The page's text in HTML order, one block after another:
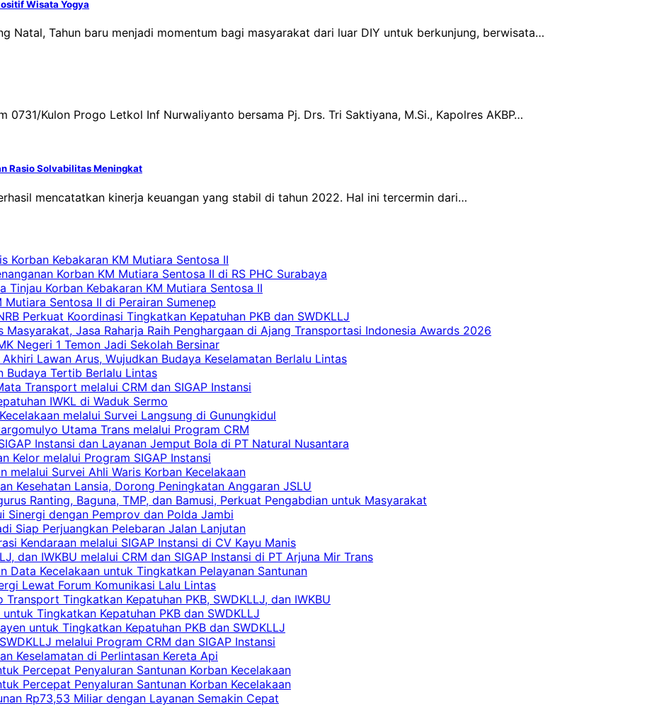
Wisata Yogya
Natal, Tahun baru menjadi momentum bagi masyarakat dari luar DIY untuk berkunjung, berwisata…
0731/Kulon Progo Letkol Inf Nurwaliyanto bersama Pj. Drs. Tri Saktiyana, M.Si., Kapolres AKBP…
Rasio Solvabilitas Meningkat
mencatatkan kinerja keuangan yang stabil di tahun 2022. Hal ini tercermin dari…
Korban Kebakaran KM Mutiara Sentosa II
Korban KM Mutiara Sentosa II di RS PHC Surabaya
Tinjau Korban Kebakaran KM Mutiara Sentosa II
Sentosa II di Perairan Sumenep
Perkuat Koordinasi Tingkatkan Kepatuhan PKB dan SWDKLLJ
Jasa Raharja Raih Penghargaan di Ajang Transportasi Indonesia Awards 2026
Negeri 1 Temon Jadi Sekolah Bersinar
Lawan Arus, Wujudkan Budaya Keselamatan Berlalu Lintas
Budaya Tertib Berlalu Lintas
Transport melalui CRM dan SIGAP Instansi
IWKL di Waduk Sermo
melalui Survei Langsung di Gunungkidul
Utama Trans melalui Program CRM
Instansi dan Layanan Jemput Bola di PT Natural Nusantara
Kelor melalui Program SIGAP Instansi
melalui Survei Ahli Waris Korban Kecelakaan
Kesehatan Lansia, Dorong Peningkatan Anggaran JSLU
Ranting, Baguna, TMP, dan Bamusi, Perkuat Pengabdian untuk Masyarakat
Sinergi dengan Pemprov dan Polda Jambi
Siap Perjuangkan Pelebaran Jalan Lanjutan
Kendaraan melalui SIGAP Instansi di CV Kayu Manis
dan IWKBU melalui CRM dan SIGAP Instansi di PT Arjuna Mir Trans
Data Kecelakaan untuk Tingkatkan Pelayanan Santunan
Lewat Forum Komunikasi Lalu Lintas
Tingkatkan Kepatuhan PKB, SWDKLLJ, dan IWKBU
Tingkatkan Kepatuhan PKB dan SWDKLLJ
untuk Tingkatkan Kepatuhan PKB dan SWDKLLJ
melalui Program CRM dan SIGAP Instansi
Keselamatan di Perlintasan Kereta Api
Percepat Penyaluran Santunan Korban Kecelakaan
Percepat Penyaluran Santunan Korban Kecelakaan
Rp73,53 Miliar dengan Layanan Semakin Cepat